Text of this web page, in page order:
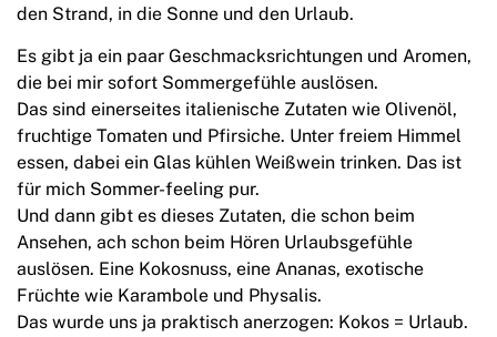
den Strand, in die Sonne und den Urlaub.
Es gibt ja ein paar Geschmacksrichtungen und Aromen,
die bei mir sofort Sommergefühle auslösen.
Das sind einerseites italienische Zutaten wie Olivenöl,
fruchtige Tomaten und Pfirsiche. Unter freiem Himmel
essen, dabei ein Glas kühlen Weißwein trinken. Das ist
für mich Sommer-feeling pur.
Und dann gibt es dieses Zutaten, die schon beim
Ansehen, ach schon beim Hören Urlaubsgefühle
auslösen. Eine Kokosnuss, eine Ananas, exotische
Früchte wie Karambole und Physalis.
Das wurde uns ja praktisch anerzogen: Kokos = Urlaub.